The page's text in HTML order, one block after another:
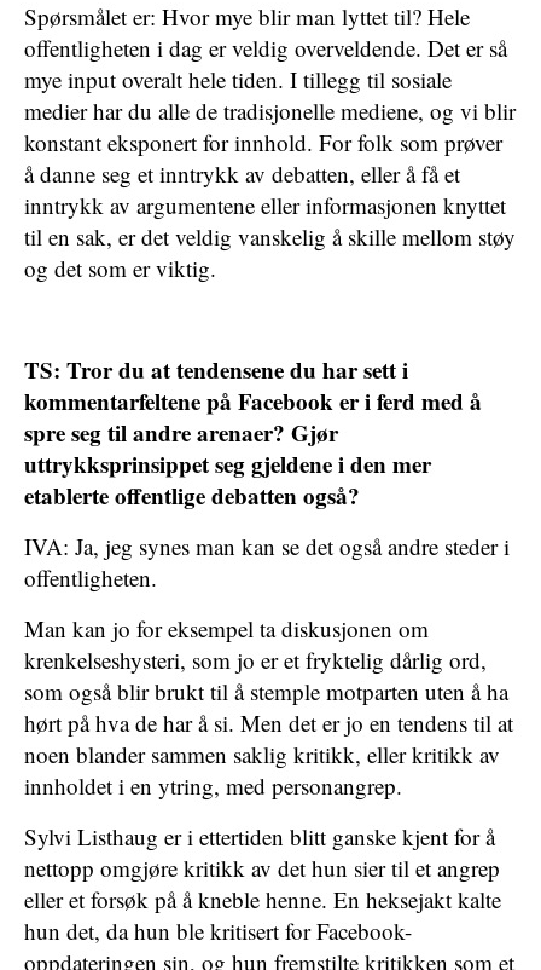
Spørsmålet er: Hvor mye blir man lyttet til? Hele
offentligheten i dag er veldig overveldende. Det er så
mye input overalt hele tiden. I tillegg til sosiale
medier har du alle de tradisjonelle mediene, og vi blir
konstant eksponert for innhold. For folk som prøver
å danne seg et inntrykk av debatten, eller å få et
inntrykk av argumentene eller informasjonen knyttet
til en sak, er det veldig vanskelig å skille mellom støy
og det som er viktig.
TS: Tror du at tendensene du har sett i
kommentarfeltene på Facebook er i ferd med å
spre seg til andre arenaer? Gjør
uttrykksprinsippet seg gjeldene i den mer
etablerte offentlige debatten også?
IVA: Ja, jeg synes man kan se det også andre steder i
offentligheten.
Man kan jo for eksempel ta diskusjonen om
krenkelseshysteri, som jo er et fryktelig dårlig ord,
som også blir brukt til å stemple motparten uten å ha
hørt på hva de har å si. Men det er jo en tendens til at
noen blander sammen saklig kritikk, eller kritikk av
innholdet i en ytring, med personangrep.
Sylvi Listhaug er i ettertiden blitt ganske kjent for å
nettopp omgjøre kritikk av det hun sier til et angrep
eller et forsøk på å kneble henne. En heksejakt kalte
hun det, da hun ble kritisert for Facebook-
oppdateringen sin, og hun fremstilte kritikken som et